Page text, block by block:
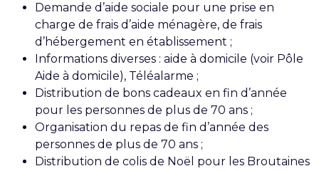
Demande d’aide sociale pour une prise en
charge de frais d’aide ménagère, de frais
d’hébergement en établissement ;
Informations diverses : aide à domicile (voir Pôle
Aide à domicile), Téléalarme ;
Distribution de bons cadeaux en fin d’année
pour les personnes de plus de 70 ans ;
Organisation du repas de fin d’année des
personnes de plus de 70 ans ;
Distribution de colis de Noël pour les Broutaines